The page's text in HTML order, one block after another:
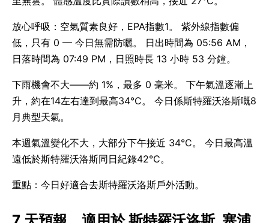
放心呼吸：空氣質素良好，EPA指數1。 紫外線指數偏
低，只有 0 — 今日無需防曬。 日出時間為 05:56 AM，
日落時間為 07:49 PM，日照時長 13 小時 53 分鐘。
下雨機會不大——約 1%，最多 0 毫米。 下午氣溫逐漸上
升，約在14左右達到最高34°C。 今日係斯特羅沃洛斯嘅8
月典型天氣。
本週氣溫變化不大，大部分下午接近 34°C。 今日最高溫
遠低於斯特羅沃洛斯同日紀錄42°C。
重點：今日好適合去斯特羅沃洛斯戶外活動。